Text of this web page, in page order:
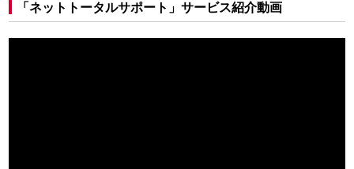
「ネットトータルサポート」サービス紹介動画